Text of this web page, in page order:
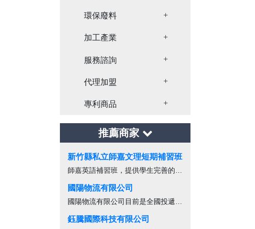
環保廢料 Toggle Dropdown
加工產業 Toggle Dropdown
服務諮詢 Toggle Dropdown
代理加盟 Toggle Dropdown
專利商品 Toggle Dropdown
推薦商家
新竹縣私立師嘉文理短期補習班
師嘉英語補習班，提供學生完善的課餘進...
國陽物流有限公司
國陽物流有限公司目前是全國投遞業者中...
鈺騰國際科技有限公司